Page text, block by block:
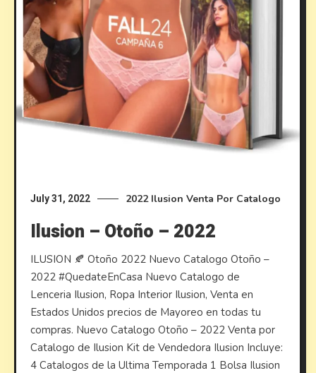
July 31, 2022 2022 Ilusion Venta Por Catalogo
Ilusion – Otoño – 2022
ILUSION 🍂 Otoño 2022 Nuevo Catalogo Otoño –
2022 #QuedateEnCasa Nuevo Catalogo de
Lenceria Ilusion, Ropa Interior Ilusion, Venta en
Estados Unidos precios de Mayoreo en todas tu
compras. Nuevo Catalogo Otoño – 2022 Venta por
Catalogo de Ilusion Kit de Vendedora Ilusion Incluye:
4 Catalogos de la Ultima Temporada 1 Bolsa Ilusion